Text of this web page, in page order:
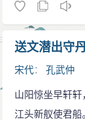
送文潜出守
宋代：孔武仲
山阳惊坐早轩轩
江头新舣使君船